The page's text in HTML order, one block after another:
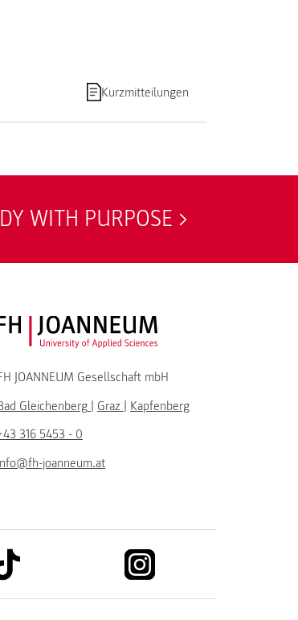
Kurzmitteilungen
WITH PURPOSE
FH JOANNEUM Logo
JOANNEUM Gesellschaft mbH
Gleichenberg | Graz | Kapfenberg
316 5453 - 0
joanneum.at
link to tiktok link to instagram